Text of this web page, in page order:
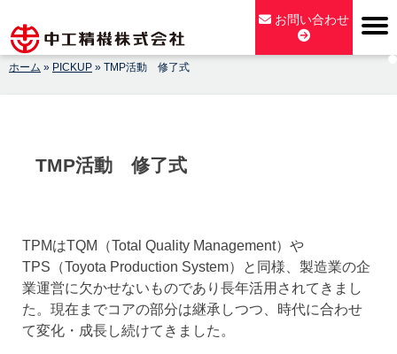
content
お問い合わせ
ホーム » PICKUP » TMP活動 修了式
TMP活動 修了式
TPMはTQM（Total Quality Management）や
TPS（Toyota Production System）と同様、製造業の企
業運営に欠かせないものであり長年活用されてきまし
た。現在までコアの部分は継承しつつ、時代に合わせ
て変化・成長し続けてきました。